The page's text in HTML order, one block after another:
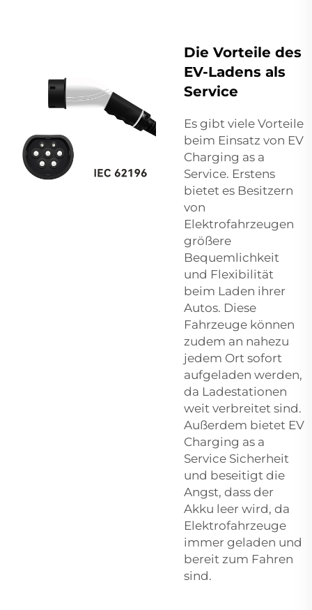
Die Vorteile des
EV-Ladens als
Service
Es gibt viele Vorteile
beim Einsatz von EV
Charging as a
Service. Erstens
bietet es Besitzern
von
Elektrofahrzeugen
größere
Bequemlichkeit
und Flexibilität
beim Laden ihrer
Autos. Diese
Fahrzeuge können
zudem an nahezu
jedem Ort sofort
aufgeladen werden,
da Ladestationen
weit verbreitet sind.
Außerdem bietet EV
Charging as a
Service Sicherheit
und beseitigt die
Angst, dass der
Akku leer wird, da
Elektrofahrzeuge
immer geladen und
bereit zum Fahren
sind.